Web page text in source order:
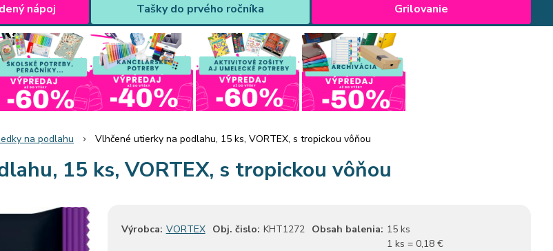
nápoj Tašky do prvého ročníka Grilovanie
na podlahu Vlhčené utierky na podlahu, 15 ks, VORTEX, s tropickou vôňou
15 ks, VORTEX, s tropickou vôňou
Výrobca: VORTEX Obj. čislo: KHT1272 Obsah balenia: 15 ks
1 ks = 0,18 €